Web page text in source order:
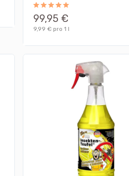
99,95 €
9,99 € pro 1 l